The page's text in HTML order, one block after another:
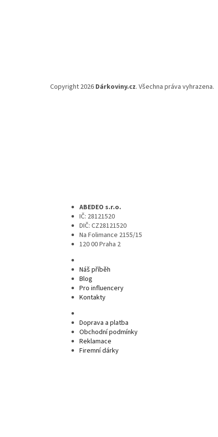
Copyright 2026 Dárkoviny.cz. Všechna práva vyhrazena.
ABEDEO s.r.o.
IČ: 28121520
DIČ: CZ28121520
Na Folimance 2155/15
120 00 Praha 2
Náš příběh
Blog
Pro influencery
Kontakty
Doprava a platba
Obchodní podmínky
Reklamace
Firemní dárky